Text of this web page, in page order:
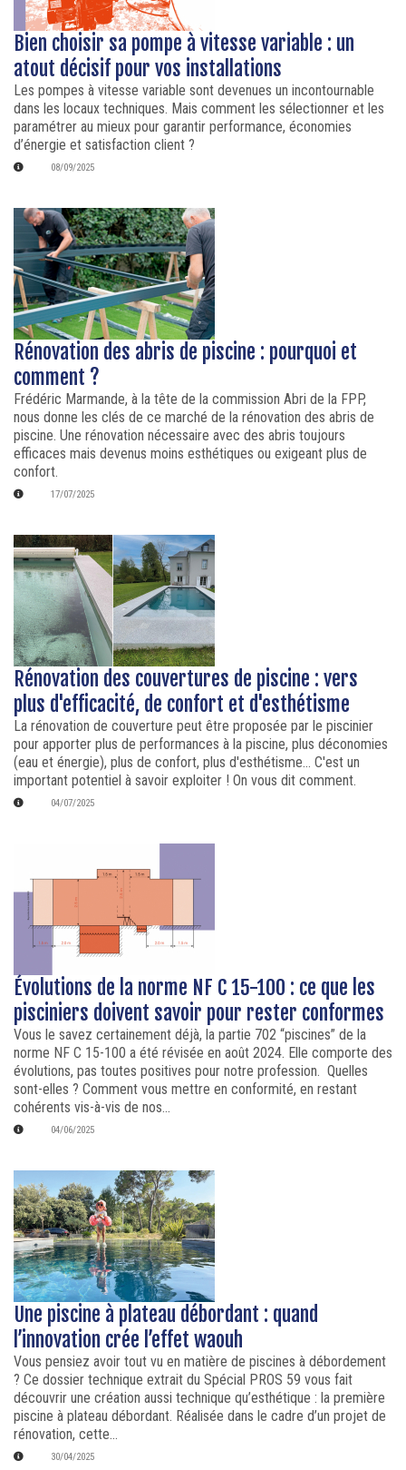
Bien choisir sa pompe à vitesse variable : un
atout décisif pour vos installations
Les pompes à vitesse variable sont devenues un incontournable
dans les locaux techniques. Mais comment les sélectionner et les
paramétrer au mieux pour garantir performance, économies
d’énergie et satisfaction client ?
08/09/2025
Rénovation des abris de piscine : pourquoi et
comment ?
Frédéric Marmande, à la tête de la commission Abri de la FPP,
nous donne les clés de ce marché de la rénovation des abris de
piscine. Une rénovation nécessaire avec des abris toujours
efficaces mais devenus moins esthétiques ou exigeant plus de
confort.
17/07/2025
Rénovation des couvertures de piscine : vers
plus d'efficacité, de confort et d'esthétisme
La rénovation de couverture peut être proposée par le piscinier
pour apporter plus de performances à la piscine, plus déconomies
(eau et énergie), plus de confort, plus d'esthétisme... C'est un
important potentiel à savoir exploiter ! On vous dit comment.
04/07/2025
Évolutions de la norme NF C 15-100 : ce que les
pisciniers doivent savoir pour rester conformes
Vous le savez certainement déjà, la partie 702 “piscines” de la
norme NF C 15-100 a été révisée en août 2024. Elle comporte des
évolutions, pas toutes positives pour notre profession. Quelles
sont-elles ? Comment vous mettre en conformité, en restant
cohérents vis-à-vis de nos...
04/06/2025
Une piscine à plateau débordant : quand
l’innovation crée l’effet waouh
Vous pensiez avoir tout vu en matière de piscines à débordement
? Ce dossier technique extrait du Spécial PROS 59 vous fait
découvrir une création aussi technique qu’esthétique : la première
piscine à plateau débordant. Réalisée dans le cadre d’un projet de
rénovation, cette...
30/04/2025